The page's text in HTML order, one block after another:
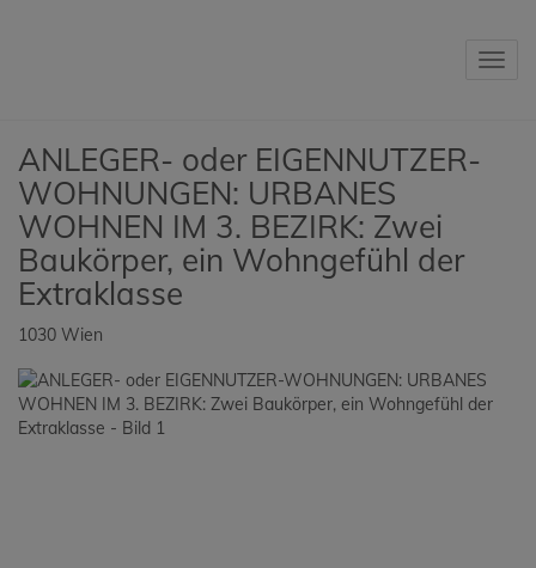
ANLEGER- oder EIGENNUTZER-
WOHNUNGEN: URBANES
WOHNEN IM 3. BEZIRK: Zwei
Baukörper, ein Wohngefühl der
Extraklasse
1030 Wien